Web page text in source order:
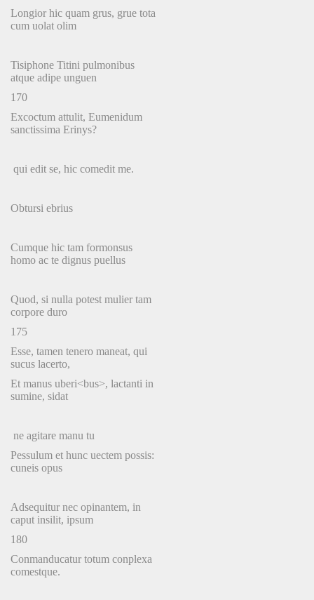
Longior hic quam grus, grue tota
cum uolat olim
Tisiphone Titini pulmonibus
atque adipe unguen
170
Excoctum attulit, Eumenidum
sanctissima Erinys?
qui edit se, hic comedit me.
Obtursi ebrius
Cumque hic tam formonsus
homo ac te dignus puellus
Quod, si nulla potest mulier tam
corpore duro
175
Esse, tamen tenero maneat, qui
sucus lacerto,
Et manus uberi<bus>, lactanti in
sumine, sidat
ne agitare manu tu
Pessulum et hunc uectem possis:
cuneis opus
Adsequitur nec opinantem, in
caput insilit, ipsum
180
Conmanducatur totum conplexa
comestque.